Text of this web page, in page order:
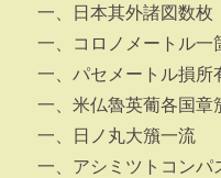
一、日本其外諸図数枚
一、コロノメートル一
一、パセメートル損所
一、米仏魯英葡各国章
一、日ノ丸大籏一流
一、アシミツトコンパ